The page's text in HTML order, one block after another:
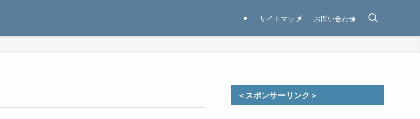
サイトマップ お問い合わせ
＜スポンサーリンク＞